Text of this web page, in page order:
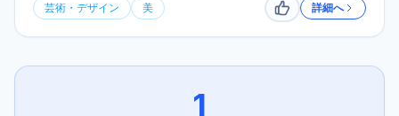
芸術・デザイン 美 いいね詳細へ
1